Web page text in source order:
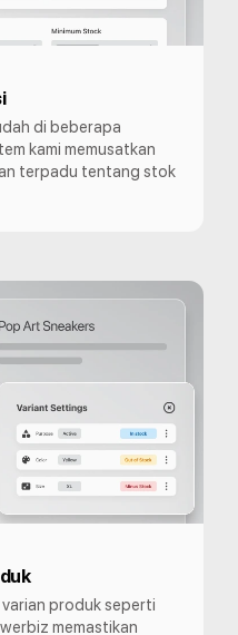
di beberapa
kami memusatkan
terpadu tentang stok
produk seperti
memastikan